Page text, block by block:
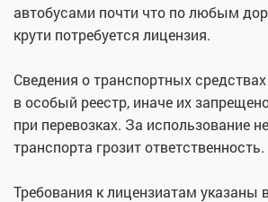
автобусами почти что по любым
крути потребуется лицензия.
Сведения о транспортных
в особый реестр, иначе их
при перевозках. За использование
транспорта грозит ответственность.
Требования к лицензиатам указаны